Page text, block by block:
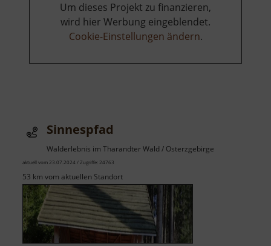
Um dieses Projekt zu finanzieren,
wird hier Werbung eingeblendet.
Cookie-Einstellungen ändern.
Sinnespfad
Walderlebnis im Tharandter Wald / Osterzgebirge
aktuell vom 23.07.2024 / Zugriffe: 24763
53 km vom aktuellen Standort